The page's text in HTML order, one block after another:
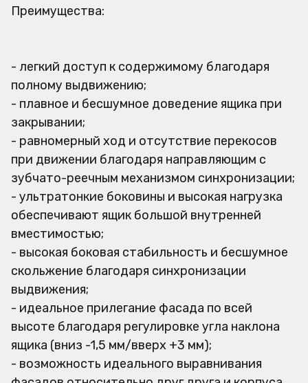
Преимущества:
- легкий доступ к содержимому благодаря
полному выдвижению;
- плавное и бесшумное доведение ящика при
закрывании;
- равномерный ход и отсутствие перекосов
при движении благодаря направляющим с
зубчато-реечным механизмом синхронизации;
- ультратонкие боковины и высокая нагрузка
обеспечивают ящик большой внутренней
вместимостью;
- высокая боковая стабильность и бесшумное
скольжение благодаря синхронизации
выдвижения;
- идеальное прилегание фасада по всей
высоте благодаря регулировке угла наклона
ящика (вниз -1,5 мм/вверх +3 мм);
- возможность идеального выравнивания